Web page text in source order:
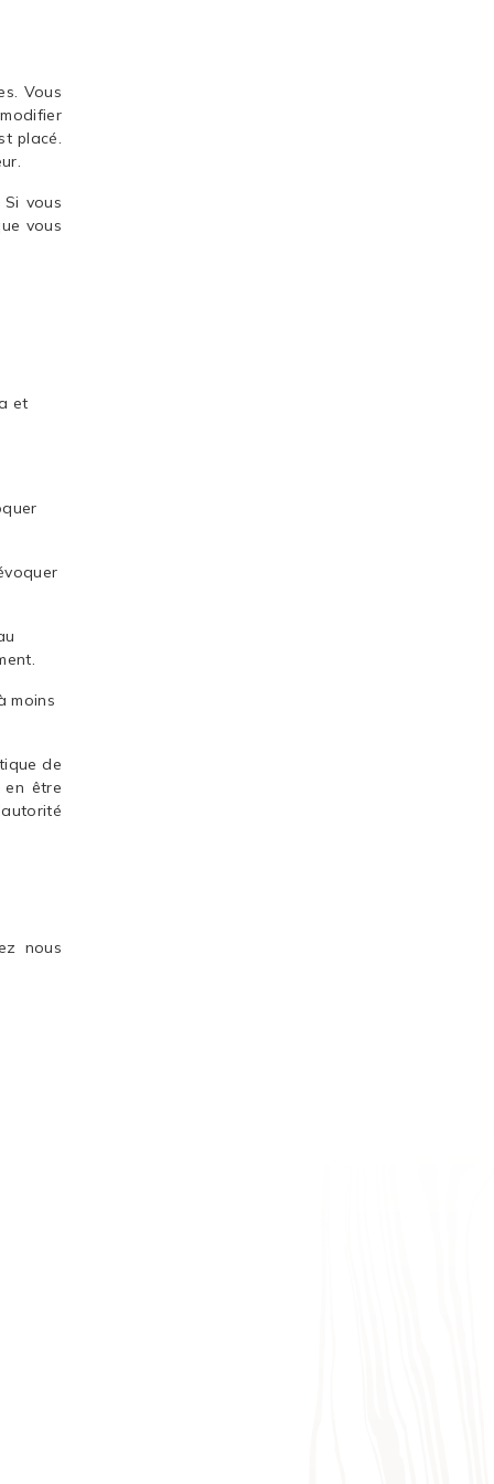
Vous
placé.
vous
vous
et
moins
de
en être
nous